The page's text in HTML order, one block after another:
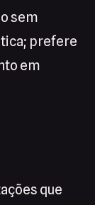
sem
prefere
em
que